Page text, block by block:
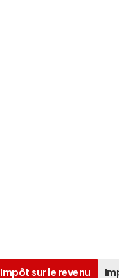
Impôt sur le revenu